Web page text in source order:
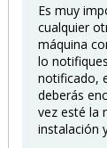
Es muy
cualquier
máquina
lo
notificado,
deberás
vez esté la
instalación